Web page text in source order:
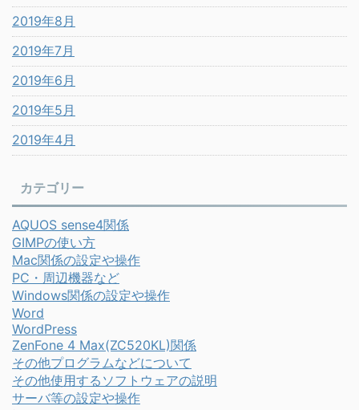
2019年8月
2019年7月
2019年6月
2019年5月
2019年4月
カテゴリー
AQUOS sense4関係
GIMPの使い方
Mac関係の設定や操作
PC・周辺機器など
Windows関係の設定や操作
Word
WordPress
ZenFone 4 Max(ZC520KL)関係
その他プログラムなどについて
その他使用するソフトウェアの説明
サーバ等の設定や操作